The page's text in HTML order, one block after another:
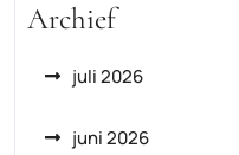
Archief
juli 2026
juni 2026